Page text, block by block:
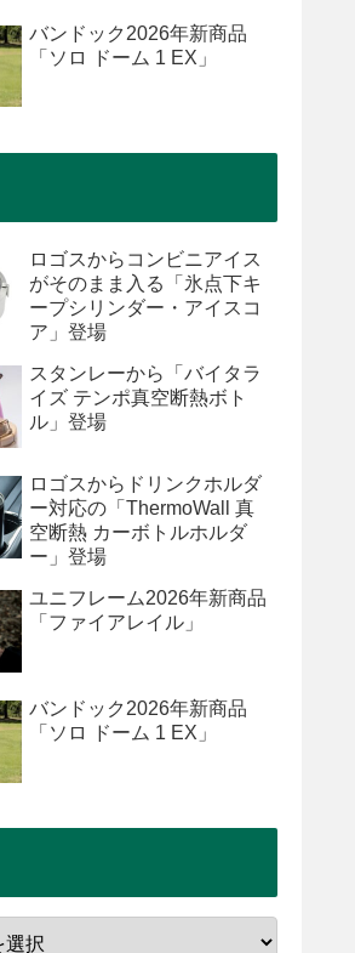
バンドック2026年新商品
「ソロ ドーム 1 EX」
ロゴスからコンビニアイス
がそのまま入る「氷点下キ
ープシリンダー・アイスコ
ア」登場
スタンレーから「バイタラ
イズ テンポ真空断熱ボト
ル」登場
ロゴスからドリンクホルダ
ー対応の「ThermoWall 真
空断熱 カーボトルホルダ
ー」登場
ユニフレーム2026年新商品
「ファイアレイル」
バンドック2026年新商品
「ソロ ドーム 1 EX」